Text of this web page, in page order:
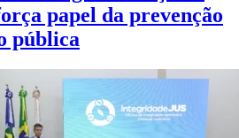
papel da prevenção
pública